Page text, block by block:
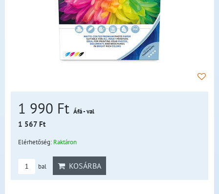
1 990 Ft Áfá - val
1 567 Ft
Elérhetőség: Raktáron
bal KOSÁRBA